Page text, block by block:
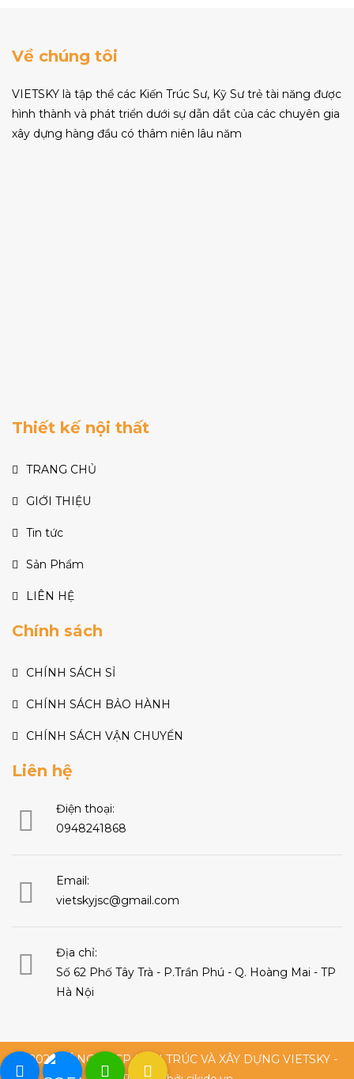
Về chúng tôi
VIETSKY là tập thể các Kiến Trúc Sư, Kỹ Sư trẻ tài năng được
hình thành và phát triển dưới sự dẫn dắt của các chuyên gia
xây dựng hàng đầu có thâm niên lâu năm
Thiết kế nội thất
TRANG CHỦ
GIỚI THIỆU
Tin tức
Sản Phẩm
LIÊN HỆ
Chính sách
CHÍNH SÁCH SỈ
CHÍNH SÁCH BẢO HÀNH
CHÍNH SÁCH VẬN CHUYỂN
Liên hệ
Điện thoại:
0948241868
Email:
vietskyjsc@gmail.com
Địa chỉ:
Số 62 Phố Tây Trà - P.Trần Phú - Q. Hoàng Mai - TP
Hà Nội
© 2026 CÔNG TY CP KIẾN TRÚC VÀ XÂY DỰNG VIETSKY -